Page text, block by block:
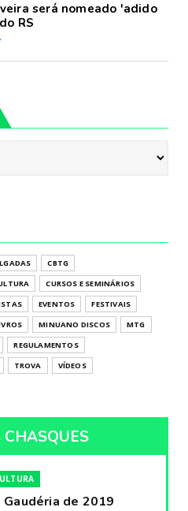
será nomeado 'adido
RS
CBTG
CURSOS E SEMINÁRIOS
EVENTOS
FESTIVAIS
MINUANO DISCOS
MTG
REGULAMENTOS
TROVA VÍDEOS
CHASQUES
de 2019